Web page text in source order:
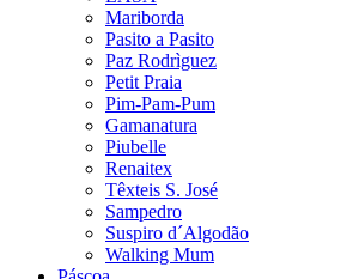
Mariborda
Pasito a Pasito
Paz Rodrìguez
Petit Praia
Pim-Pam-Pum
Gamanatura
Piubelle
Renaitex
Têxteis S. José
Sampedro
Suspiro d´Algodão
Walking Mum